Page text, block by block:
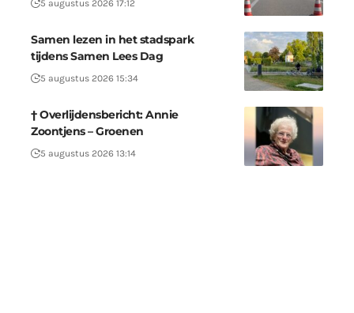
5 augustus 2026 17:12
Samen lezen in het stadspark
tijdens Samen Lees Dag
5 augustus 2026 15:34
† Overlijdensbericht: Annie
Zoontjens – Groenen
5 augustus 2026 13:14